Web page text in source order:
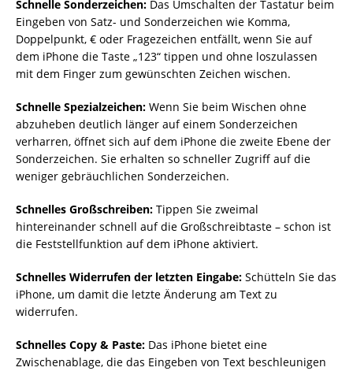
Schnelle Sonderzeichen: Das Umschalten der Tastatur beim
Eingeben von Satz- und Sonderzeichen wie Komma,
Doppelpunkt, € oder Fragezeichen entfällt, wenn Sie auf
dem iPhone die Taste „123“ tippen und ohne loszulassen
mit dem Finger zum gewünschten Zeichen wischen.
Schnelle Spezialzeichen: Wenn Sie beim Wischen ohne
abzuheben deutlich länger auf einem Sonderzeichen
verharren, öffnet sich auf dem iPhone die zweite Ebene der
Sonderzeichen. Sie erhalten so schneller Zugriff auf die
weniger gebräuchlichen Sonderzeichen.
Schnelles Großschreiben: Tippen Sie zweimal
hintereinander schnell auf die Großschreibtaste – schon ist
die Feststellfunktion auf dem iPhone aktiviert.
Schnelles Widerrufen der letzten Eingabe: Schütteln Sie das
iPhone, um damit die letzte Änderung am Text zu
widerrufen.
Schnelles Copy & Paste: Das iPhone bietet eine
Zwischenablage, die das Eingeben von Text beschleunigen